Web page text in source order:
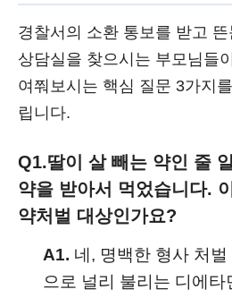
경찰서의 소환 통보를 받고
상담실을 찾으시는 부모님들
여쭤보시는 핵심 질문 3가지
립니다.
Q1.딸이 살 빼는 약인 줄
약을 받아서 먹었습니다.
약처벌 대상인가요?
A1. 네, 명백한 형사 처
으로 널리 불리는 디에타